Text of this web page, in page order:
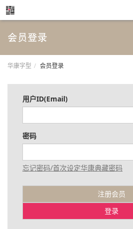
会员登录
华康字型 会员登录
用户ID(Email)
密码
忘记密码/首次设定华康典藏密码
注册会员